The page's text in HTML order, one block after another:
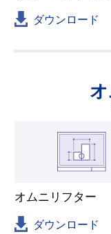
ダウンロード
オムニリフター
ダウンロード